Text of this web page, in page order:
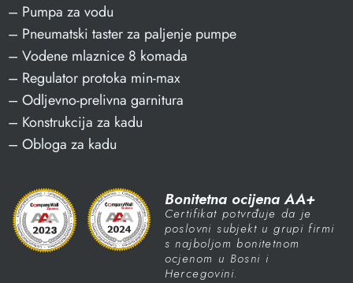
– Pumpa za vodu
– Pneumatski taster za paljenje pumpe
– Vodene mlaznice 8 komada
– Regulator protoka min-max
– Odljevno-prelivna garnitura
– Konstrukcija za kadu
– Obloga za kadu
Bonitetna ocijena AA+
Certifikat potvrđuje da je
poslovni subjekt u grupi firmi
s najboljom bonitetnom
ocjenom u Bosni i
Hercegovini.